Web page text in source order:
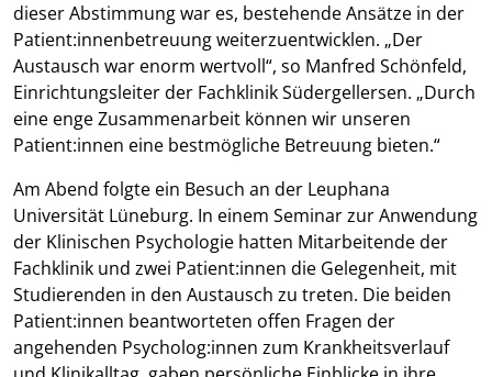
dieser Abstimmung war es, bestehende Ansätze in der
Patient:innenbetreuung weiterzuentwicklen. „Der
Austausch war enorm wertvoll“, so Manfred Schönfeld,
Einrichtungsleiter der Fachklinik Südergellersen. „Durch
eine enge Zusammenarbeit können wir unseren
Patient:innen eine bestmögliche Betreuung bieten.“
Am Abend folgte ein Besuch an der Leuphana
Universität Lüneburg. In einem Seminar zur Anwendung
der Klinischen Psychologie hatten Mitarbeitende der
Fachklinik und zwei Patient:innen die Gelegenheit, mit
Studierenden in den Austausch zu treten. Die beiden
Patient:innen beantworteten offen Fragen der
angehenden Psycholog:innen zum Krankheitsverlauf